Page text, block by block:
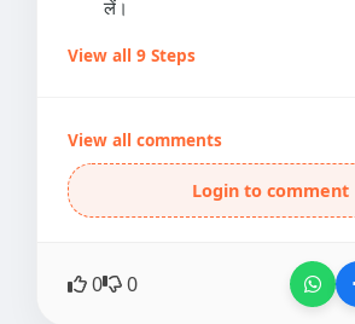
लें।
View all 9 Steps
View all comments
Login to comment
0 0